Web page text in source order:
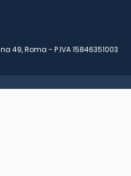
49, Roma - P.IVA 15846351003